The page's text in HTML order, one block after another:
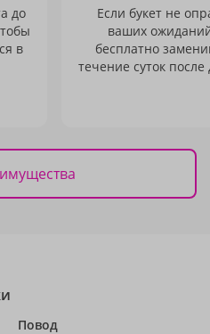
до
в
Если букет не
ваших
бесплатно
течение суток после
Повод